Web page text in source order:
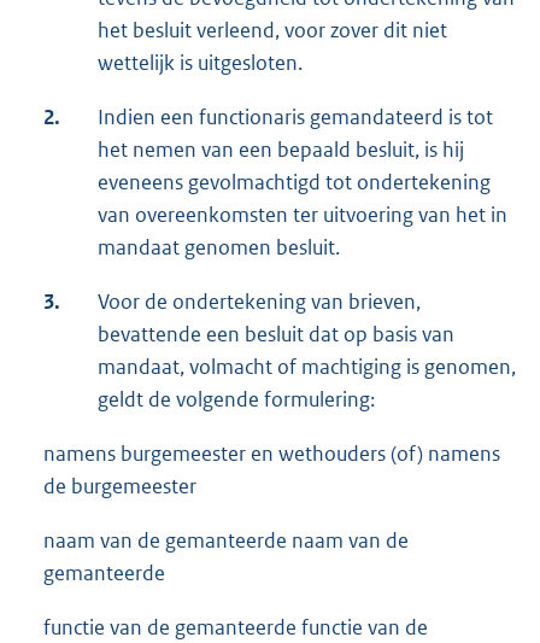
het besluit verleend, voor zover dit niet
wettelijk is uitgesloten.
2.
Indien een functionaris gemandateerd is tot
het nemen van een bepaald besluit, is hij
eveneens gevolmachtigd tot ondertekening
van overeenkomsten ter uitvoering van het in
mandaat genomen besluit.
3.
Voor de ondertekening van brieven,
bevattende een besluit dat op basis van
mandaat, volmacht of machtiging is genomen,
geldt de volgende formulering:
namens burgemeester en wethouders (of) namens
de burgemeester
naam van de gemanteerde naam van de
gemanteerde
functie van de gemanteerde functie van de